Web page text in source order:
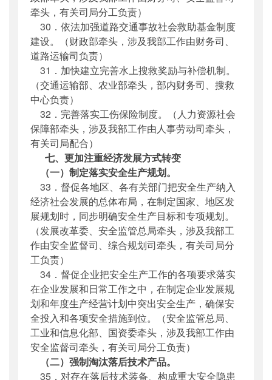
牵头，有关司局分工负责）
30．依法加强道路交通事故社会救助基金制度
建设。（财政部牵头，涉及我部工作由财务司、
道路运输司负责）
31．加快建立完善水上搜救奖励与补偿机制。
（交通运输部、农业部牵头，部内财务司、搜救
中心负责）
32．完善落实工伤保险制度。（人力资源社会
保障部牵头，涉及我部工作由人事劳动司牵头，
有关司局配合）
七、更加注重经济发展方式转变
（一）制定落实安全生产规划。
33．督促各地区、各有关部门把安全生产纳入
经济社会发展的总体布局，在制定国家、地区发
展规划时，同步明确安全生产目标和专项规划。
（发展改革委、安全监管总局牵头，涉及我部工
作由安全监督司、综合规划司牵头，有关司局分
工负责）
34．督促企业把安全生产工作的各项要求落实
在企业发展和日常工作之中，在制定企业发展规
划和年度生产经营计划中突出安全生产，确保安
全投入和各项安全措施到位。（安全监管总局、
工业和信息化部、国资委牵头，涉及我部工作由
安全监督司牵头，有关司局分工负责）
（二）强制淘汰落后技术产品。
35．对存在落后技术装备、构成重大安全隐患